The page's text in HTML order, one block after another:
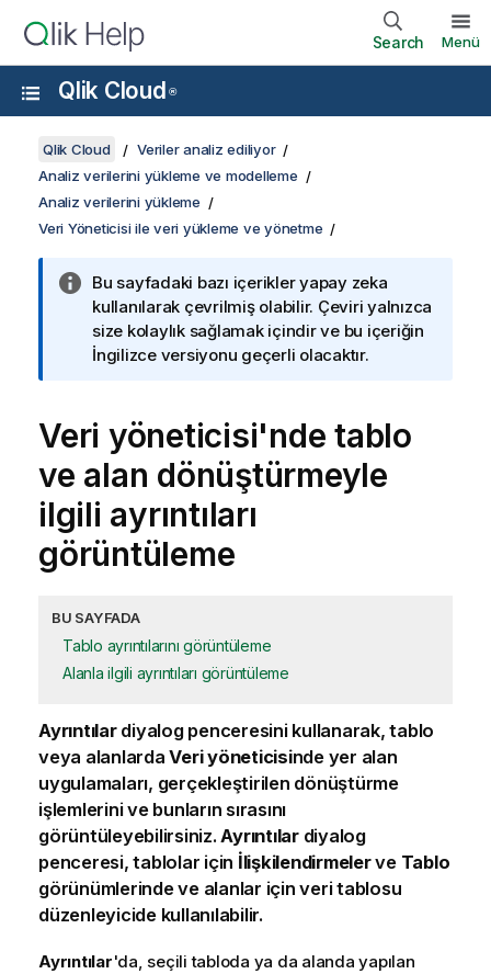
Search Menü
Qlik Cloud ®
Qlik Cloud
Veriler analiz ediliyor
Analiz verilerini yükleme ve modelleme
Analiz verilerini yükleme
Veri Yöneticisi ile veri yükleme ve yönetme
Bu sayfadaki bazı içerikler yapay zeka
kullanılarak çevrilmiş olabilir. Çeviri yalnızca
size kolaylık sağlamak içindir ve bu içeriğin
İngilizce versiyonu geçerli olacaktır.
Veri yöneticisi'nde tablo
ve alan dönüştürmeyle
ilgili ayrıntıları
görüntüleme
BU SAYFADA
Tablo ayrıntılarını görüntüleme
Alanla ilgili ayrıntıları görüntüleme
Ayrıntılardiyalog penceresini kullanarak, tablo
veya alanlardaVeri yöneticisinde yer alan
uygulamaları, gerçekleştirilen dönüştürme
işlemlerini ve bunların sırasını
görüntüleyebilirsiniz.Ayrıntılardiyalog
penceresi, tablolar için İlişkilendirmelerve Tablo
görünümlerinde ve alanlar için veri tablosu
düzenleyicide kullanılabilir.
Ayrıntılar'da, seçili tabloda ya da alanda yapılan